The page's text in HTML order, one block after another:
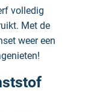
volledig
Met de
weer een